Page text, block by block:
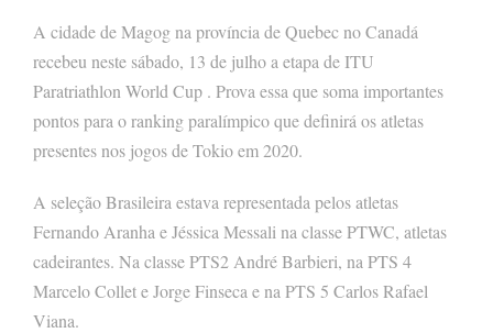
A cidade de Magog na província de Quebec no Canadá
recebeu neste sábado, 13 de julho a etapa de ITU
Paratriathlon World Cup . Prova essa que soma importantes
pontos para o ranking paralímpico que definirá os atletas
presentes nos jogos de Tokio em 2020.
A seleção Brasileira estava representada pelos atletas
Fernando Aranha e Jéssica Messali na classe PTWC, atletas
cadeirantes. Na classe PTS2 André Barbieri, na PTS 4
Marcelo Collet e Jorge Finseca e na PTS 5 Carlos Rafael
Viana.